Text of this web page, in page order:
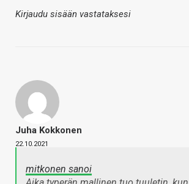
Kirjaudu sisään vastataksesi
Juha Kokkonen
22.10.2021
mitkonen sanoi